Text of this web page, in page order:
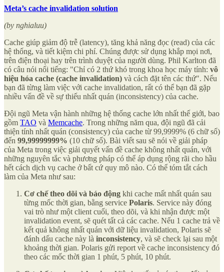
Meta’s cache invalidation solution
(by nghialuu)
Cache giúp giảm độ trễ (latency), tăng khả năng đọc (read) của các
hệ thống, và tiết kiệm chi phí. Chúng được sử dụng khắp mọi nơi,
trên điện thoại hay trên trình duyệt của người dùng. Phil Karlton đã
có câu nói nổi tiếng: "Chỉ có 2 thứ khó trong khoa học máy tính: vô
hiệu hóa cache (cache invalidation) và cách đặt tên các thứ". Nếu
bạn đã từng làm việc với cache invalidation, rất có thể bạn đã gặp
nhiều vấn đề về sự thiếu nhất quán (inconsistency) của cache.
Đội ngũ Meta vận hành những hệ thống cache lớn nhất thế giới, bao
gồm TAO và Memcache. Trong những năm qua, đội ngũ đã cải
thiện tính nhất quán (consistency) của cache từ 99,9999% (6 chữ số)
đến 99,99999999% (10 chữ số). Bài viết sau sẽ nói về giải pháp
của Meta trong việc giải quyết vấn đề cache không nhất quán, với
những nguyên tắc và phương pháp có thể áp dụng rộng rãi cho hầu
hết cách dịch vụ cache ở bất cứ quy mô nào. Có thể tóm tắt cách
làm của Meta như sau:
Cơ chế theo dõi và báo động khi cache mất nhất quán sau
từng mốc thời gian, bằng service Polaris. Service này đóng
vai trò như một client cuối, theo dõi, và khi nhận được một
invalidation event, sẽ quét tất cả các cache. Nếu 1 cache trả về
kết quả không nhất quán với dữ liệu invalidation, Polaris sẽ
đánh dấu cache này là inconsistency, và sẽ check lại sau một
khoảng thời gian. Polaris gửi report về cache inconsistency đó
theo các mốc thời gian 1 phút, 5 phút, 10 phút.